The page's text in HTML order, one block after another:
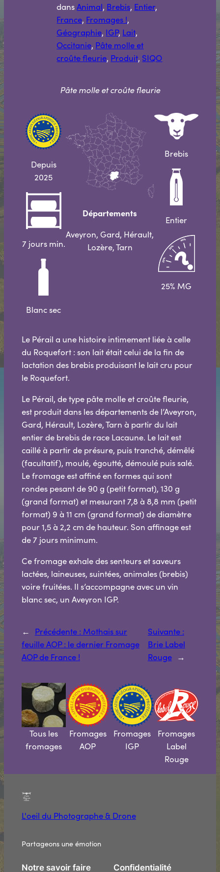
dansAnimal, Brebis, Entier
France, Fromages !
Géographie, IGP, Lait
Occitanie, Pâte molle et
croûte fleurie, Produit, SIQO
Pâte molle et croûte fleurie
Depuis
2025
7 jours min.
Blanc sec
Départements
Aveyron, Gard, Hérault,
Lozère, Tarn
Brebis
Entier
25% MG
Le Pérail a une histoire intimement liée à celle
du Roquefort : son lait était celui de la fin de
lactation des brebis produisant le lait cru pour
le Roquefort.
Le Pérail, de type pâte molle et croûte fleurie,
est produit dans les départements de l’Aveyron,
Gard, Hérault, Lozère, Tarn à partir du lait
entier de brebis de race Lacaune. Le lait est
caillé à partir de présure, puis tranché, démêlé
(facultatif), moulé, égoutté, démoulé puis salé.
Le fromage est affiné en formes qui sont
rondes pesant de 90 g (petit format), 130 g
(grand format) et mesurant 7,8 à 8,8 mm (petit
format) 9 à 11 cm (grand format) de diamètre
pour 1,5 à 2,2 cm de hauteur. Son affinage est
de 7 jours minimum.
Ce fromage exhale des senteurs et saveurs
lactées, laineuses, suintées, animales (brebis)
voire fruitées. Il s’accompagne avec un vin
blanc sec, un Aveyron IGP.
← Précédente : Mothais sur
feuille AOP : le dernier Fromage
AOP de France !
Suivante :
Brie Label
Rouge →
Tous les
fromages
Fromages
AOP
Fromages
IGP
Fromages
Label
Rouge
L'oeil du Photographe & Drone
Partageons une émotion
Notre savoir faire Confidentialité